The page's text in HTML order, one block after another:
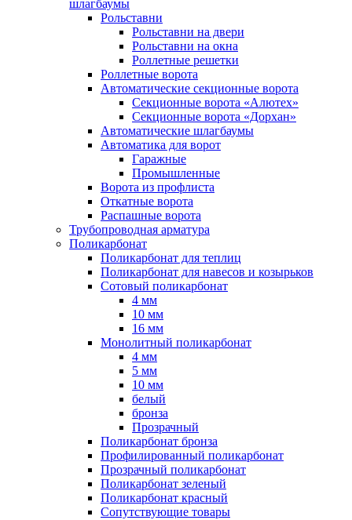
шлагбаумы
Рольставни
Рольставни на двери
Рольставни на окна
Роллетные решетки
Роллетные ворота
Автоматические секционные ворота
Секционные ворота «Алютех»
Секционные ворота «Дорхан»
Автоматические шлагбаумы
Автоматика для ворот
Гаражные
Промышленные
Ворота из профлиста
Откатные ворота
Распашные ворота
Трубопроводная арматура
Поликарбонат
Поликарбонат для теплиц
Поликарбонат для навесов и козырьков
Сотовый поликарбонат
4 мм
10 мм
16 мм
Монолитный поликарбонат
4 мм
5 мм
10 мм
белый
бронза
Прозрачный
Поликарбонат бронза
Профилированный поликарбонат
Прозрачный поликарбонат
Поликарбонат зеленый
Поликарбонат красный
Сопутствующие товары